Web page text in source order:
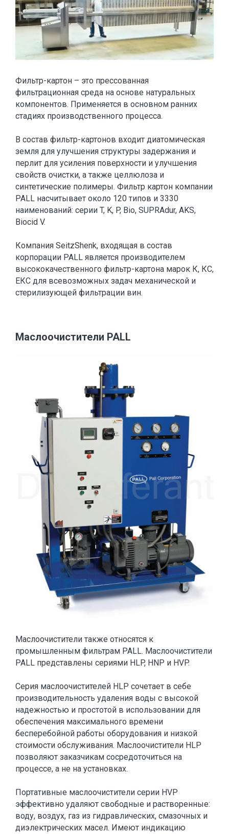
Фильтр-картон – это прессованная
фильтрационная среда на основе натуральных
компонентов. Применяется в основном ранних
стадиях производственного процесса.
В состав фильтр-картонов входит диатомическая
земля для улучшения структуры задержания и
перлит для усиления поверхности и улучшения
свойств очистки, а также целлюлоза и
синтетические полимеры. Фильтр картон компании
PALL насчитывает около 120 типов и 3330
наименований: серии T, K, P, Bio, SUPRAdur, AKS,
Biocid V.
Компания SeitzShenk, входящая в состав
корпорации PALL является производителем
высококачественного фильтр-картона марок К, КС,
ЕКС для всевозможных задач механической и
стерилизующей фильтрации вин.
Маслоочистители PALL
Маслоочистители также относятся к
промышленным фильтрам PALL. Маслоочистители
PALL представлены сериями HLP, HNP и HVP.
Серия маслоочистителей HLP сочетает в себе
производительность удаления воды с высокой
надежностью и простотой в использовании для
обеспечения максимального времени
бесперебойной работы оборудования и низкой
стоимости обслуживания. Маслоочистители HLP
позволяют заказчикам сосредоточиться на
процессе, а не на установках.
Портативные маслоочистители серии HVP
эффективно удаляют свободные и растворенные:
воду, воздух, газ из гидравлических, смазочных и
диэлектрических масел. Имеют индикацию